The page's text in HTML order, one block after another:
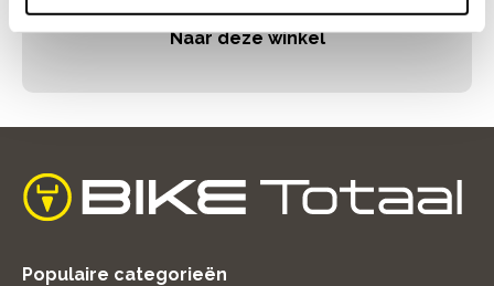
Naar deze winkel
home
Populaire categorieën